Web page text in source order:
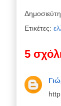
Ετικέτες:
5